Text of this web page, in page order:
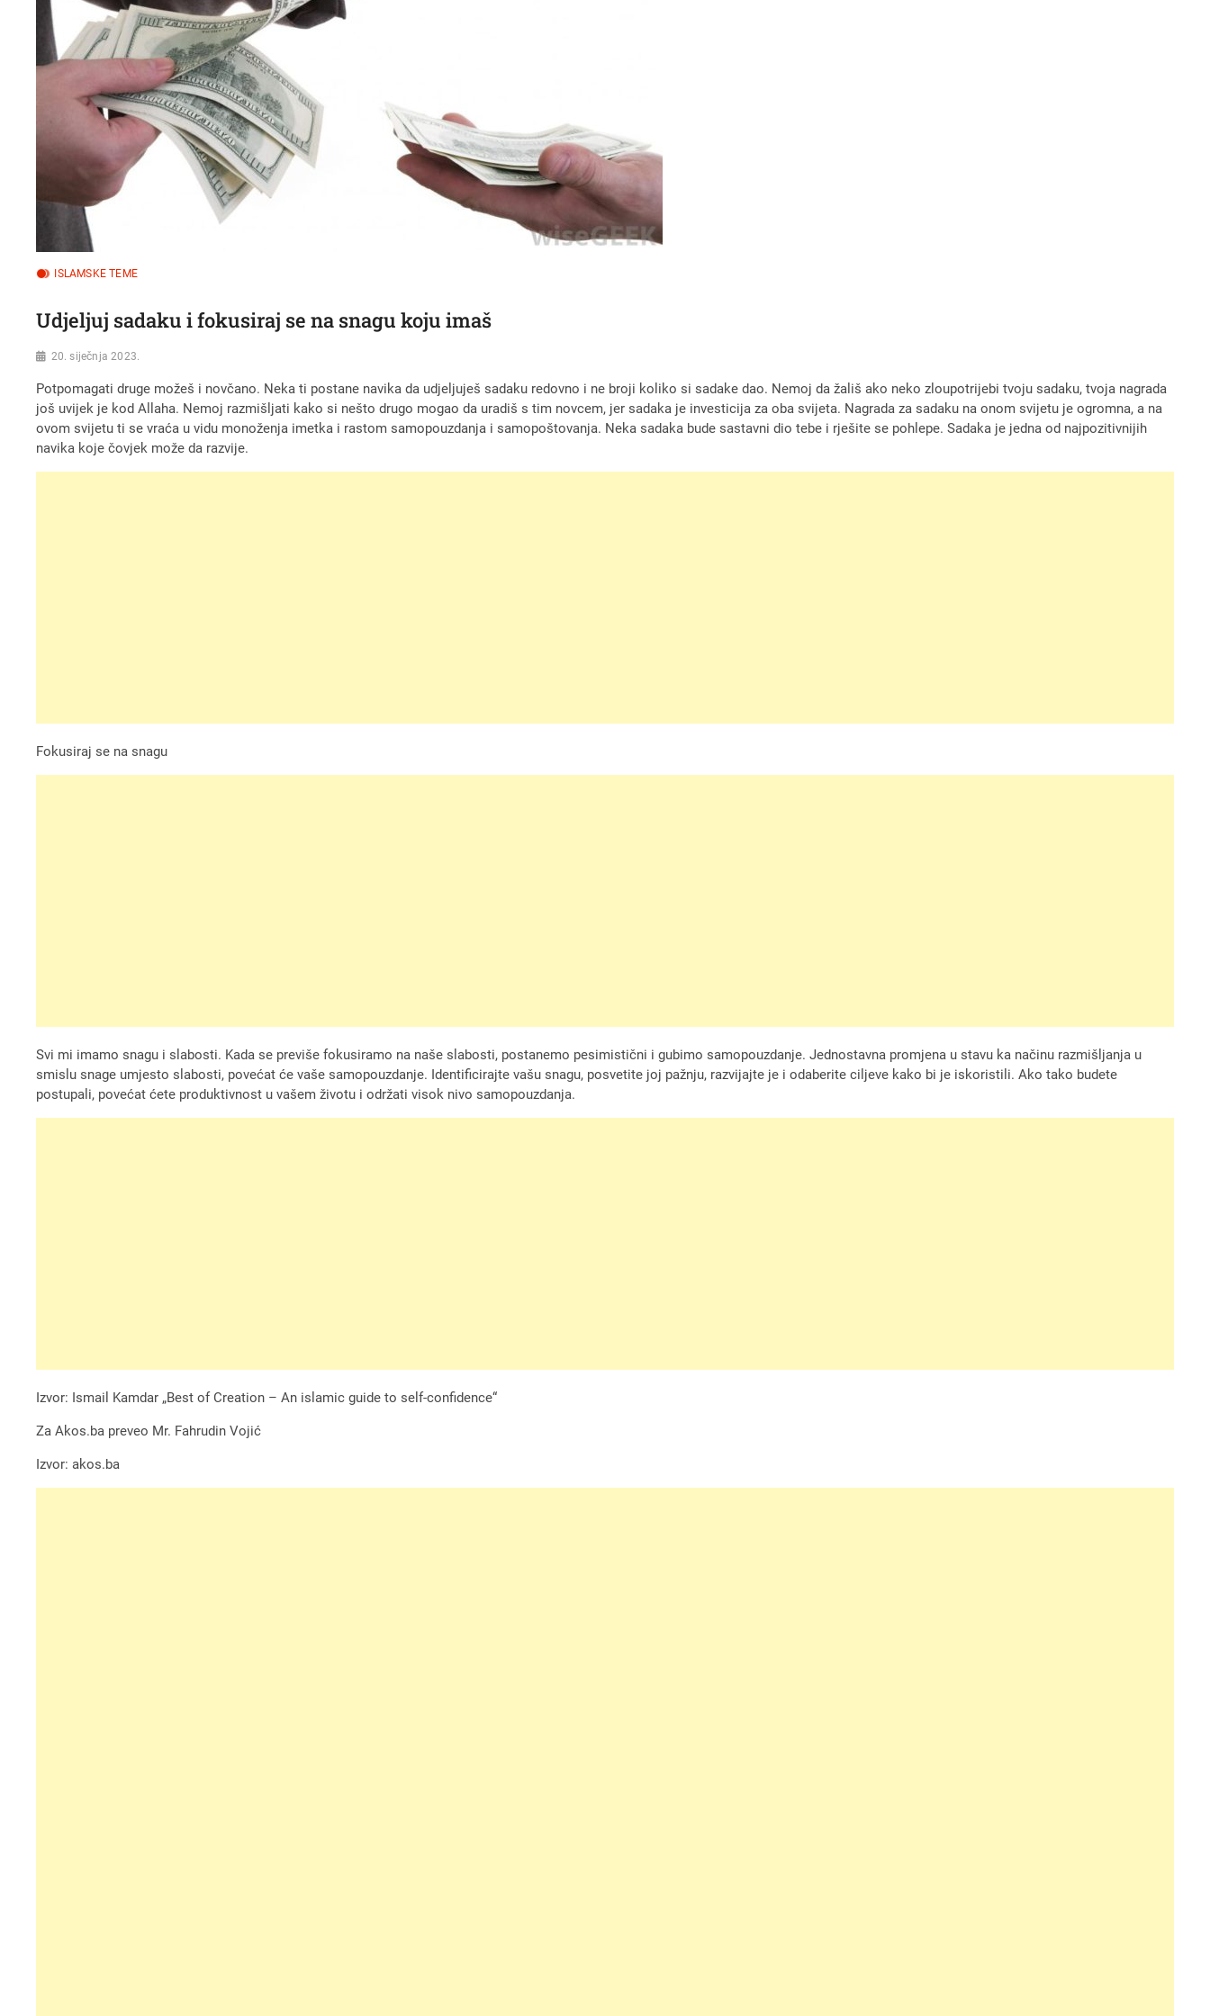
ISLAMSKE TEME
Udjeljuj sadaku i fokusiraj se na snagu koju imaš
20. siječnja 2023.
Potpomagati druge možeš i novčano. Neka ti postane navika da udjeljuješ sadaku redovno i ne broji koliko si sadake dao. Nemoj da žališ ako neko zloupotrijebi tvoju sadaku, tvoja nagrada
još uvijek je kod Allaha. Nemoj razmišljati kako si nešto drugo mogao da uradiš s tim novcem, jer sadaka je investicija za oba svijeta. Nagrada za sadaku na onom svijetu je ogromna, a na
ovom svijetu ti se vraća u vidu monoženja imetka i rastom samopouzdanja i samopoštovanja. Neka sadaka bude sastavni dio tebe i rješite se pohlepe. Sadaka je jedna od najpozitivnijih
navika koje čovjek može da razvije.
Fokusiraj se na snagu
Svi mi imamo snagu i slabosti. Kada se previše fokusiramo na naše slabosti, postanemo pesimistični i gubimo samopouzdanje. Jednostavna promjena u stavu ka načinu razmišljanja u
smislu snage umjesto slabosti, povećat će vaše samopouzdanje. Identificirajte vašu snagu, posvetite joj pažnju, razvijajte je i odaberite ciljeve kako bi je iskoristili. Ako tako budete
postupali, povećat ćete produktivnost u vašem životu i održati visok nivo samopouzdanja.
Izvor: Ismail Kamdar „Best of Creation – An islamic guide to self-confidence“
Za Akos.ba preveo Mr. Fahrudin Vojić
Izvor: akos.ba